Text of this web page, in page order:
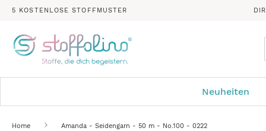
5 KOSTENLOSE STOFFMUSTER
Neuheiten
Home Amanda - Seidengarn - 50 m - No.100 - 0222